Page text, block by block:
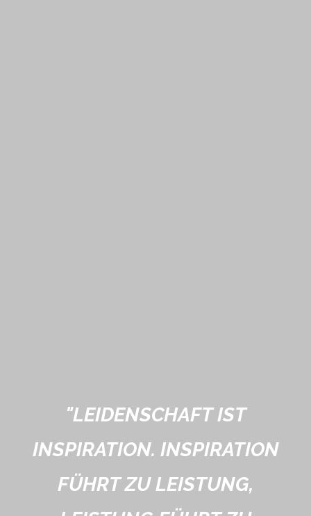
"LEIDENSCHAFT IST
INSPIRATION. INSPIRATION
FÜHRT ZU LEISTUNG,